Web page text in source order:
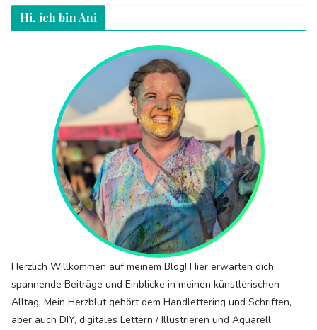
Hi, ich bin Ani
Herzlich Willkommen auf meinem Blog! Hier erwarten dich
spannende Beiträge und Einblicke in meinen künstlerischen
Alltag. Mein Herzblut gehört dem Handlettering und Schriften,
aber auch DIY, digitales Lettern / Illustrieren und Aquarell